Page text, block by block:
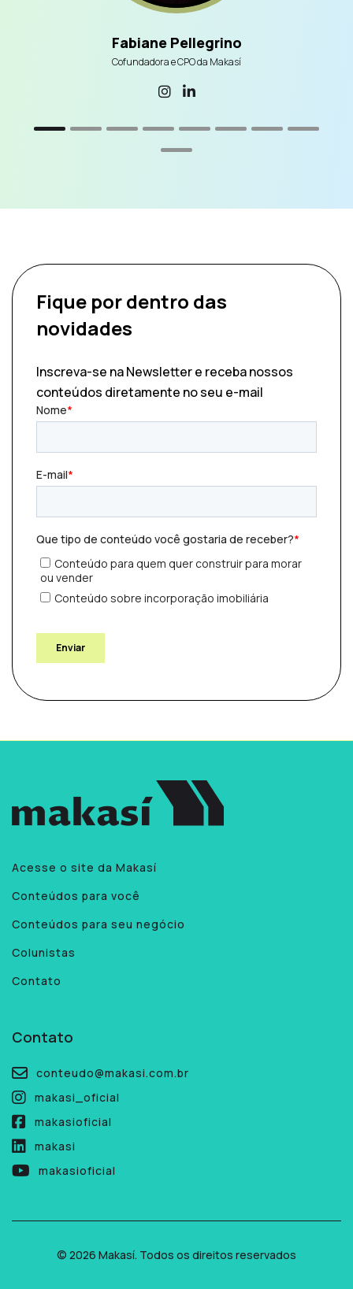
Fabiane Pellegrino
Cofundadora e CPO da Makasí
Fique por dentro das
novidades
Inscreva-se na Newsletter e receba nossos
conteúdos diretamente no seu e-mail
Acesse o site da Makasí
Conteúdos para você
Conteúdos para seu negócio
Colunistas
Contato
Contato
conteudo@makasi.com.br
makasi_oficial
makasioficial
makasi
makasioficial
© 2026 Makasí. Todos os direitos reservados